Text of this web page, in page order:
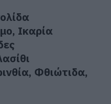
Ικαρία
Φθιώτιδα,